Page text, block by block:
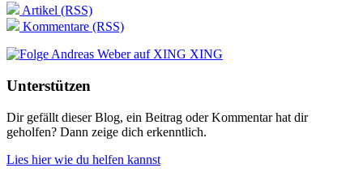
Artikel (RSS)
Kommentare (RSS)
XING
Unterstützen
Dir gefällt dieser Blog, ein Beitrag oder Kommentar hat dir
geholfen? Dann zeige dich erkenntlich.
Lies hier wie du helfen kannst